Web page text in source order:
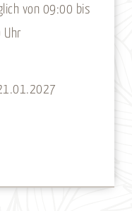
von 09:00 bis
Uhr